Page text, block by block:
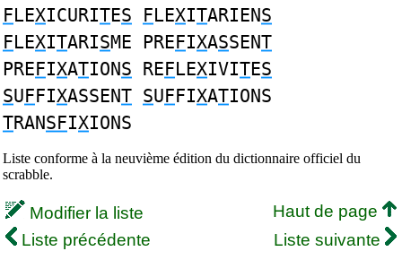
FLEXICURITES FLEXITARIENS
FLEXITARISME PREFIXASSENT
PREFIXATIONS REFLEXIVITES
SUFFIXASSENT SUFFIXATIONS
TRANSFIXIONS
Liste conforme à la neuvième édition du dictionnaire officiel du
scrabble.
Modifier la liste
Haut de page
Liste précédente
Liste suivante